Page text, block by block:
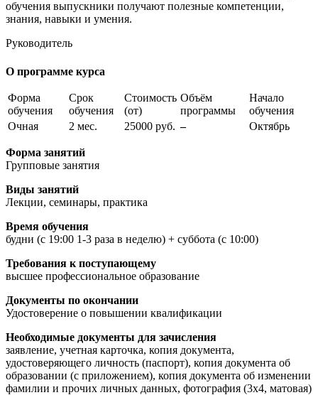
обучения выпускники получают полезные компетенции,
знания, навыки и умения.
Руководитель
О программе курса
Форма
обучения
Срок
обучения
Стоимость
(от)
Объём
программы
Начало
обучения
Очная
2 мес. 25000 руб. – Октябрь
Форма занятий
Групповые занятия
Виды занятий
Лекции, семинары, практика
Время обучения
будни (с 19:00 1-3 раза в неделю) + суббота (с 10:00)
Требования к поступающему
высшее профессиональное образование
Документы по окончании
Удостоверение о повышении квалификации
Необходимые документы для зачисления
заявление, учетная карточка, копия документа,
удостоверяющего личность (паспорт), копия документа об
образовании (с приложением), копия документа об изменении
фамилии и прочих личных данных, фотография (3х4, матовая)